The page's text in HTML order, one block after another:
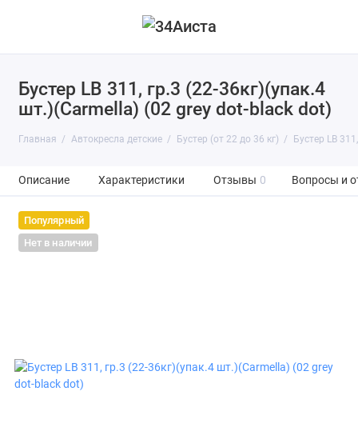
Бустер LB 311, гр.3 (22-36кг)(упак.4
шт.)(Carmella) (02 grey dot-black dot)
Главная Автокресла детские Бустер (от 22 до 36 кг) Бустер LB
Описание Характеристики Отзывы 0 Вопросы и
Популярный
Нет в наличии